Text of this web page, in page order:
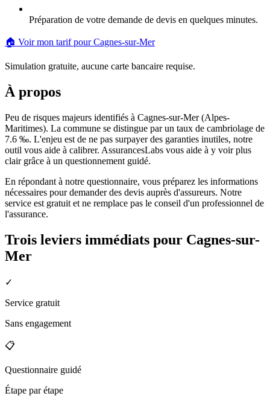
Préparation de votre demande de devis en quelques minutes.
🏠 Voir mon tarif pourCagnes-sur-Mer
Simulation gratuite, aucune carte bancaire requise.
À propos
Peu de risques majeurs identifiés à Cagnes-sur-Mer (Alpes-
Maritimes). La commune se distingue par un taux de cambriolage de
7.6 ‰. L'enjeu est de ne pas surpayer des garanties inutiles, notre
outil vous aide à calibrer. AssurancesLabs vous aide à y voir plus
clair grâce à un questionnement guidé.
En répondant à notre questionnaire, vous préparez les informations
nécessaires pour demander des devis auprès d'assureurs. Notre
service est gratuit et ne remplace pas le conseil d'un professionnel de
l'assurance.
Trois leviers immédiats pour Cagnes-sur-
Mer
✓
Service gratuit
Sans engagement
📋
Questionnaire guidé
Étape par étape